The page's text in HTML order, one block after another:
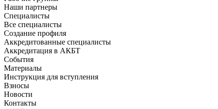
Наши партнеры
Специалисты
Все специалисты
Создание профиля
Аккредитованные специалисты
Аккредитация в АКБТ
События
Материалы
Инструкция для вступления
Взносы
Новости
Контакты